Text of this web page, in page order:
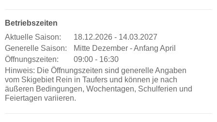
Betriebszeiten
Aktuelle Saison:
18.12.2026 - 14.03.2027
Generelle Saison:
Mitte Dezember - Anfang April
Öffnungszeiten:
09:00 - 16:30
Hinweis: Die Öffnungszeiten sind generelle Angaben
vom Skigebiet Rein in Taufers und können je nach
äußeren Bedingungen, Wochentagen, Schulferien und
Feiertagen variieren.